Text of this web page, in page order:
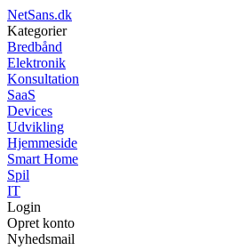
NetSans.dk
Kategorier
Bredbånd
Elektronik
Konsultation
SaaS
Devices
Udvikling
Hjemmeside
Smart Home
Spil
IT
Login
Opret konto
Nyhedsmail